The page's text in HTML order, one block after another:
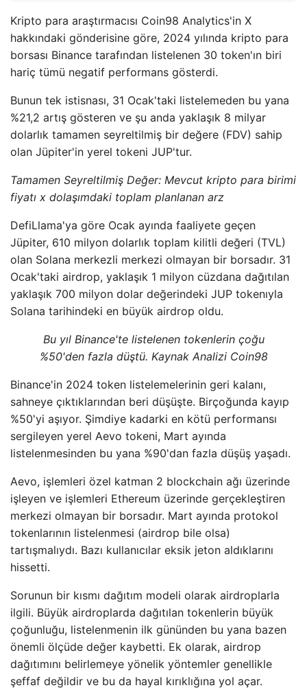
Kripto para araştırmacısı Coin98 Analytics'in X
hakkındaki gönderisine göre, 2024 yılında kripto para
borsası Binance tarafından listelenen 30 token'ın biri
hariç tümü negatif performans gösterdi.
Bunun tek istisnası, 31 Ocak'taki listelemeden bu yana
%21,2 artış gösteren ve şu anda yaklaşık 8 milyar
dolarlık tamamen seyreltilmiş bir değere (FDV) sahip
olan Jüpiter'in yerel tokeni JUP'tur.
Tamamen Seyreltilmiş Değer: Mevcut kripto para birimi
fiyatı x dolaşımdaki toplam planlanan arz
DefiLlama'ya göre Ocak ayında faaliyete geçen
Jüpiter, 610 milyon dolarlık toplam kilitli değeri (TVL)
olan Solana merkezli merkezi olmayan bir borsadır. 31
Ocak'taki airdrop, yaklaşık 1 milyon cüzdana dağıtılan
yaklaşık 700 milyon dolar değerindeki JUP tokenıyla
Solana tarihindeki en büyük airdrop oldu.
Bu yıl Binance'te listelenen tokenlerin çoğu
%50'den fazla düştü. Kaynak Analizi Coin98
Binance'in 2024 token listelemelerinin geri kalanı,
sahneye çıktıklarından beri düşüşte. Birçoğunda kayıp
%50'yi aşıyor. Şimdiye kadarki en kötü performansı
sergileyen yerel Aevo tokeni, Mart ayında
listelenmesinden bu yana %90'dan fazla düşüş yaşadı.
Aevo, işlemleri özel katman 2 blockchain ağı üzerinde
işleyen ve işlemleri Ethereum üzerinde gerçekleştiren
merkezi olmayan bir borsadır. Mart ayında protokol
tokenlarının listelenmesi (airdrop bile olsa)
tartışmalıydı. Bazı kullanıcılar eksik jeton aldıklarını
hissetti.
Sorunun bir kısmı dağıtım modeli olarak airdroplarla
ilgili. Büyük airdroplarda dağıtılan tokenlerin büyük
çoğunluğu, listelenmenin ilk gününden bu yana bazen
önemli ölçüde değer kaybetti. Ek olarak, airdrop
dağıtımını belirlemeye yönelik yöntemler genellikle
şeffaf değildir ve bu da hayal kırıklığına yol açar.